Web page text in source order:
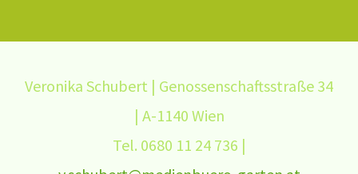
Veronika Schubert | Genossenschaftsstraße 34
| A-1140 Wien
Tel. 0680 11 24 736 |